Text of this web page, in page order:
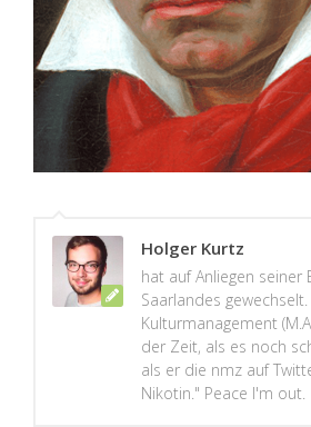
Holger Kurtz
hat auf Anliegen seiner
Saarlandes
Kulturmanagement
der Zeit, als es noch
als er die nmz auf
Nikotin." Peace I'm out.